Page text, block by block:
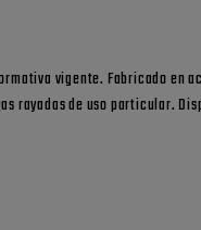
vigente. Fabricado en
rayadas de uso particular.